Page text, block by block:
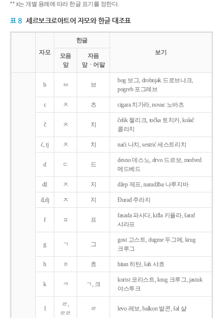
** x는 개별 용례에 따라 한글 표기를 정한다.
표 8 세르보크로아트어 자모와 한글 대조표
자모
한글
보기
모음
앞
자음
앞ㆍ어말
b ㅂ 브
bog 보그, drobnjak 드로브냐크,
pogreb 포그레브
c ㅊ 츠 cigara 치가라, novac 노바츠
č ㅊ 치
čelik 첼리크, točka 토치카, kolač
콜라치
ć, tj ㅊ 치 naći 나치, sestrić 세스트리치
d ㄷ 드
desno 데스노, drvo 드르보, medved
메드베드
dž ㅈ 지 džep 제프, narudžba 나루지바
đ,dj ㅈ 지 Ðurađ 주라지
f ㅍ 프
fasada 파사다, kifla 키플라, šaraf
샤라프
g ㄱ 그
gost 고스트, dugme 두그메, krug
크루그
h ㅎ 흐 hitan 히탄, šah 샤흐
k ㅋ ㄱ, 크
korist 코리스트, krug 크루그, jastuk
야스투크
l
ㄹ,
ㄹㄹ
ㄹ levo 레보, balkon 발콘, šal 샬